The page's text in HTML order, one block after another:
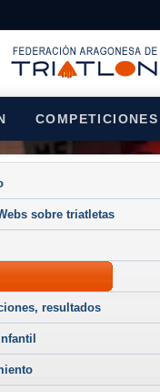
COMPETICIONES
sobre triatletas
resultados